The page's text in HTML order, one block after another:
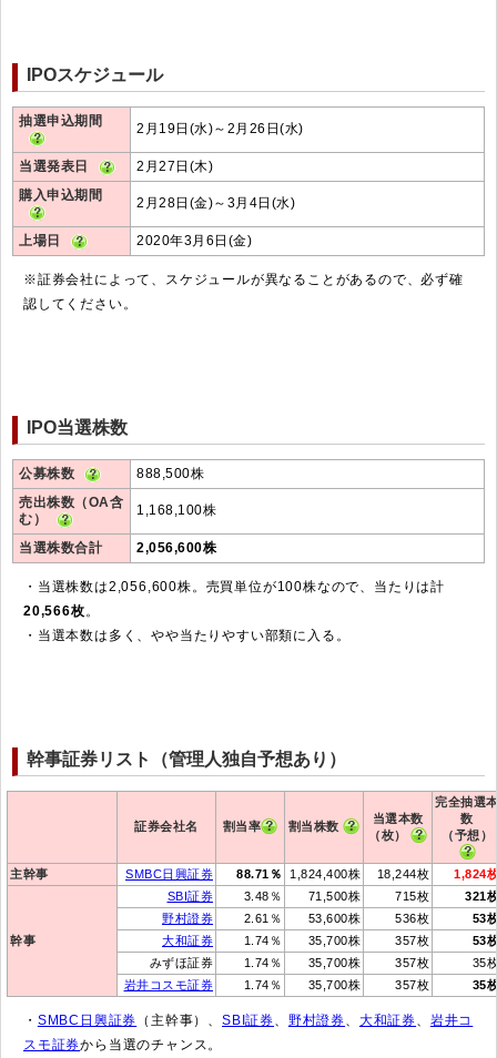
IPOスケジュール
抽選申込期間 2月19日(水)～2月26日(水)
当選発表日
2月27日(木)
購入申込期間
2月28日(金)～3月4日(水)
上場日 2020年3月6日(金)
※証券会社によって、スケジュールが異なることがあるので、必ず確
認してください。
IPO当選株数
公募株数
888,500株
売出株数（OA含
む）
1,168,100株
当選株数合計 2,056,600株
・当選株数は2,056,600株。売買単位が100株なので、当たりは計
20,566枚。
・当選本数は多く、やや当たりやすい部類に入る。
幹事証券リスト（管理人独自予想あり）
証券会社名 割当率 割当株数
当選本数
（枚）
完全抽選
数
（予想）
主幹事 SMBC日興証券 88.71％ 1,824,400株 18,244枚 1,824
幹事
SBI証券 3.48％ 71,500株 715枚
321
野村證券
2.61％ 53,600株 536枚
53
大和証券
1.74％ 35,700株 357枚
53
みずほ証券
1.74％ 35,700株 357枚
35
岩井コスモ証券
1.74％ 35,700株 357枚 35
・ SMBC日興証券 （主幹事）、SBI証券、 野村證券、 大和証券、 岩井コ
スモ証券から当選のチャンス。